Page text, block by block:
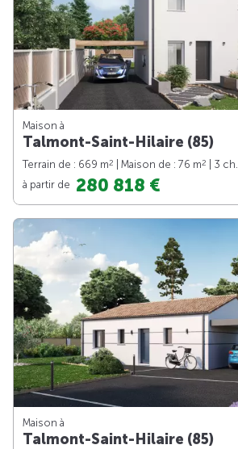
Maison à
Talmont-Saint-Hilaire (85)
Terrain de : 669 m2 | Maison de : 76 m2
| 3 ch.
à partir de 280 818 €
Maison à
Talmont-Saint-Hilaire (85)